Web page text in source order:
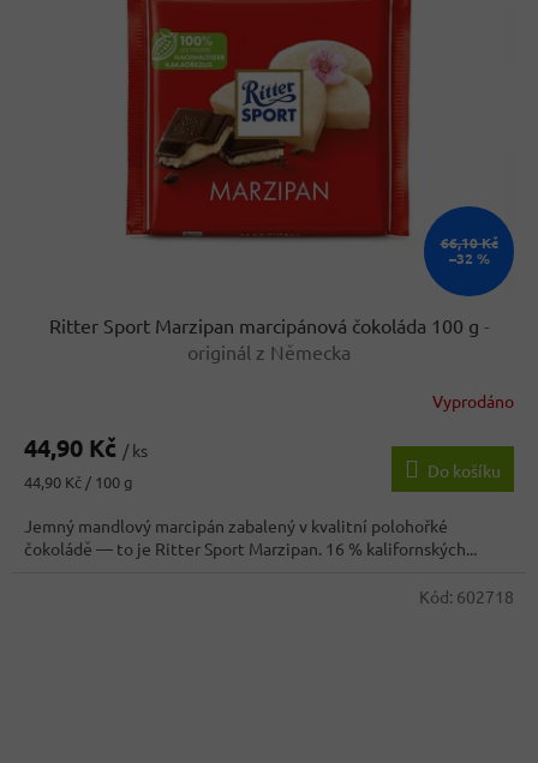
66,10 Kč
–32 %
Ritter Sport Marzipan marcipánová čokoláda 100 g -
originál z Německa
produktu
3,7
z
5
hvězdiček.
Vyprodáno
44,90 Kč / ks
Měrná
44,90 Kč / 100 g
Do košíku
Jemný mandlový marcipán zabalený v kvalitní polohořké
čokoládě — to je Ritter Sport Marzipan. 16 % kalifornských...
Kód: 602718